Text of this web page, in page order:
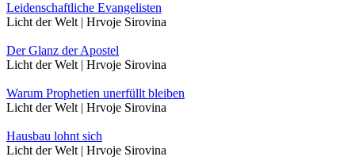
Leidenschaftliche Evangelisten
Licht der Welt | Hrvoje Sirovina
Der Glanz der Apostel
Licht der Welt | Hrvoje Sirovina
Warum Prophetien unerfüllt bleiben
Licht der Welt | Hrvoje Sirovina
Hausbau lohnt sich
Licht der Welt | Hrvoje Sirovina